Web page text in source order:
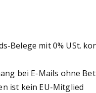
Belege mit 0% USt.
bei E-Mails ohne
ist kein EU-Mitglied